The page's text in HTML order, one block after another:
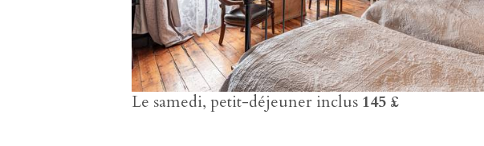
Le samedi, petit-déjeuner inclus 145 £